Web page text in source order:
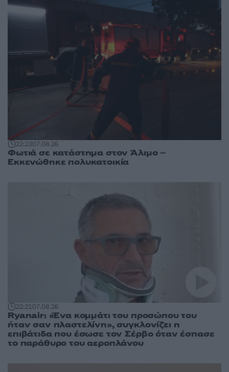
22:2307.08.26
Φωτιά σε κατάστημα στον Άλιμο –
Εκκενώθηκε πολυκατοικία
22:2107.08.26
Ryanair: «Ένα κομμάτι του προσώπου του
ήταν σαν πλαστελίνη», συγκλονίζει η
επιβάτιδα που έσωσε τον Σέρβο όταν έσπασε
το παράθυρο του αεροπλάνου